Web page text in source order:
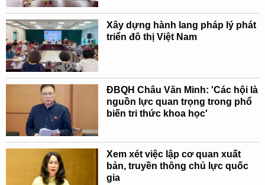
Xây dựng hành lang pháp lý phát
triển đô thị Việt Nam
ĐBQH Châu Văn Minh: 'Các hội là
nguồn lực quan trọng trong phổ
biến tri thức khoa học'
Xem xét việc lập cơ quan xuất
bản, truyền thông chủ lực quốc
gia